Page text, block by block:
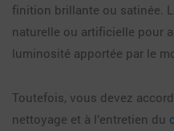
finition brillante ou satinée.
naturelle ou artificielle pour
luminosité apportée par le
Toutefois, vous devez
nettoyage et à l’entretien du